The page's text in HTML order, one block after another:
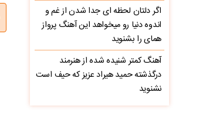
اگر دلتان لحظه ای جدا شدن از غم و
اندوه دنیا رو میخواهد این آهنگ پرواز
همای را بشنوید
آهنگ کمتر شنیده شده از هنرمند
درگذشته حمید هیراد عزیز که حیف است
نشنوید